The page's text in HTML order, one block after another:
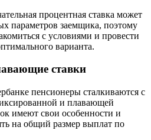
процентная ставка может
параметров заемщика, поэтому
с условиями и провести
варианта.
ставки
пенсионеры сталкиваются с
и плавающей
имеют свои особенности и
на общий размер выплат по